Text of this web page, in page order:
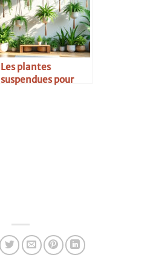
Les plantes
suspendues pour